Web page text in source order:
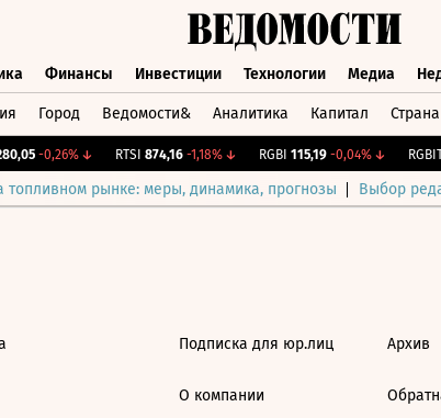
Финансы Инвестиции Технологии Медиа
Город Ведомости& Аналитика Капитал Страна
-0,26%↓ RTSI 874,16 -1,18%↓ RGBI 115,19 -0,04%↓ RGBITR
топливном рынке: меры, динамика, прогнозы Выбор
Подписка для юр.лиц
О компании
Архив